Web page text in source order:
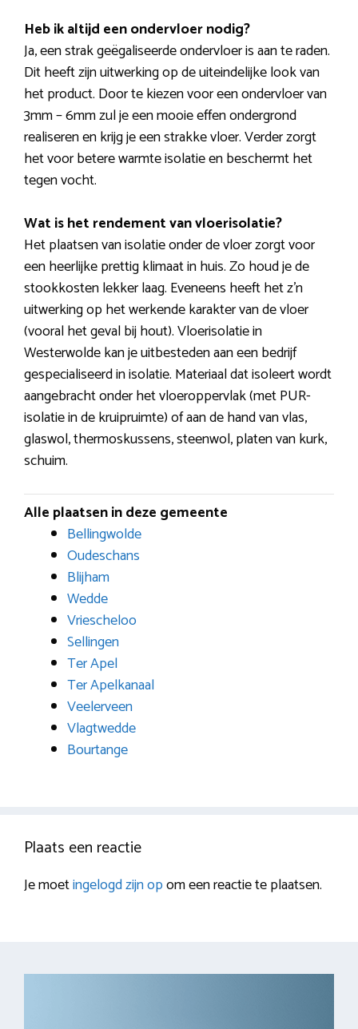
Heb ik altijd een ondervloer nodig?
Ja, een strak geëgaliseerde ondervloer is aan te raden.
Dit heeft zijn uitwerking op de uiteindelijke look van
het product. Door te kiezen voor een ondervloer van
3mm – 6mm zul je een mooie effen ondergrond
realiseren en krijg je een strakke vloer. Verder zorgt
het voor betere warmte isolatie en beschermt het
tegen vocht.
Wat is het rendement van vloerisolatie?
Het plaatsen van isolatie onder de vloer zorgt voor
een heerlijke prettig klimaat in huis. Zo houd je de
stookkosten lekker laag. Eveneens heeft het z’n
uitwerking op het werkende karakter van de vloer
(vooral het geval bij hout). Vloerisolatie in
Westerwolde kan je uitbesteden aan een bedrijf
gespecialiseerd in isolatie. Materiaal dat isoleert wordt
aangebracht onder het vloeroppervlak (met PUR-
isolatie in de kruipruimte) of aan de hand van vlas,
glaswol, thermoskussens, steenwol, platen van kurk,
schuim.
Alle plaatsen in deze gemeente
Bellingwolde
Oudeschans
Blijham
Wedde
Vriescheloo
Sellingen
Ter Apel
Ter Apelkanaal
Veelerveen
Vlagtwedde
Bourtange
Plaats een reactie
Je moetingelogd zijn opom een reactie te plaatsen.